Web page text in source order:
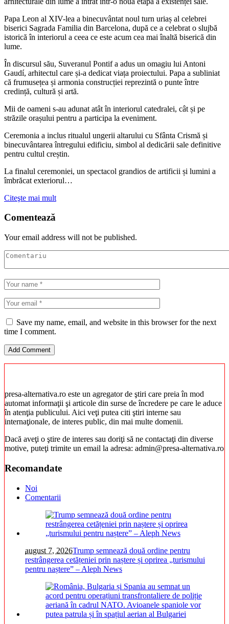
Papa Leon al XIV-lea a binecuvântat noul turn uriaș al celebrei
biserici Sagrada Familia din Barcelona, după ce a celebrat o slujbă
istorică în interiorul a ceea ce este acum cea mai înaltă biserică din
lume.
În discursul său, Suveranul Pontif a adus un omagiu lui Antoni
Gaudí, arhitectul care și-a dedicat viața proiectului. Papa a subliniat
că frumusețea și armonia construcției reprezintă o punte între
credință, cultură și artă.
Mii de oameni s-au adunat atât în interiorul catedralei, cât și pe
străzile orașului pentru a participa la eveniment.
Ceremonia a inclus ritualul ungerii altarului cu Sfânta Crismă și
binecuvântarea întregului edificiu, simbol al dedicării sale definitive
pentru cultul creștin.
La finalul ceremoniei, un spectacol grandios de artificii și lumini a
îmbrăcat exteriorul…
Citeşte mai mult
Comentează
Your email address will not be published.
Save my name, email, and website in this browser for the next
time I comment.
presa-alternativa.ro este un agregator de ştiri care preia în mod
automat informaţii şi articole din surse de încredere pe care le aduce
în atenţia publicului. Aici veţi putea citi ştiri interne sau
internaţionale, de interes public, din mai multe domenii.
Dacă aveţi o ştire de interes sau doriţi să ne contactaţi din diverse
motive, puteţi trimite un email la adresa: admin@presa-alternativa.ro
Recomandate
Noi
Comentarii
august 7, 2026Trump semnează două ordine pentru
restrângerea cetățeniei prin naștere și oprirea „turismului
pentru naștere” – Aleph News